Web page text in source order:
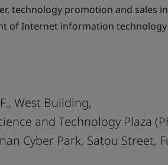
technology promotion and sales
of Internet information technology
West Building,
and Technology Plaza
Cyber Park, Satou Street,